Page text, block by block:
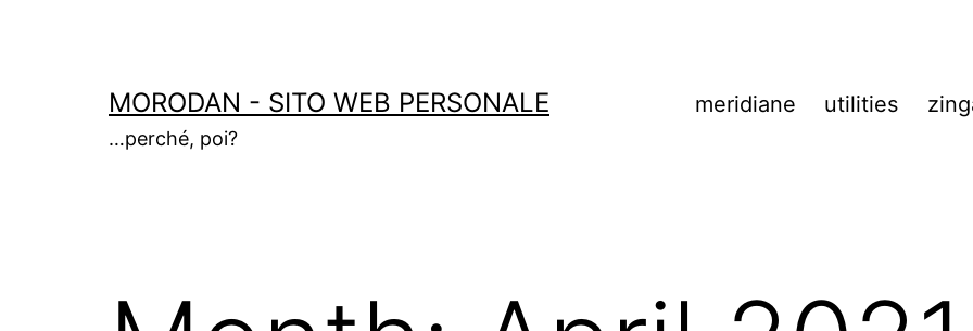
MORODAN - SITO WEB PERSONALE
…perché, poi?
meridiane utilities